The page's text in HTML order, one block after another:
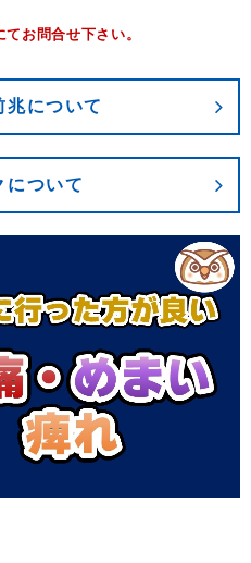
お問合せ下さい。
兆について
について